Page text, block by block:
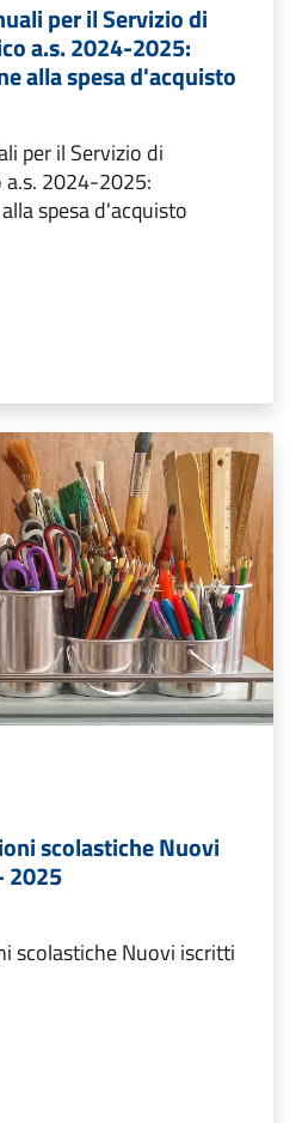
per il Servizio di
a.s. 2024-2025:
alla spesa d'acquisto
per il Servizio di
2024-2025:
spesa d'acquisto
scolastiche Nuovi
2025
scolastiche Nuovi iscritti